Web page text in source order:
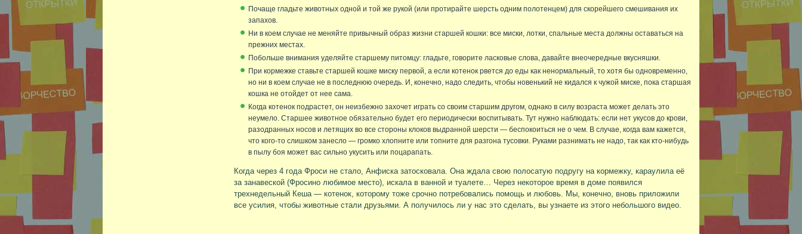
Почаще гладьте животных одной и той же рукой (или протирайте шерсть одним полотенцем) для скорейшего смешивания их
запахов.
Ни в коем случае не меняйте привычный образ жизни старшей кошки: все миски, лотки, спальные места должны оставаться на
прежних местах.
Побольше внимания уделяйте старшему питомцу: гладьте, говорите ласковые слова, давайте внеочередные вкусняшки.
При кормежке ставьте старшей кошке миску первой, а если котенок рвется до еды как ненормальный, то хотя бы одновременно,
но ни в коем случае не в последнюю очередь. И, конечно, надо следить, чтобы новенький не кидался к чужой миске, пока старшая
кошка не отойдет от нее сама.
Когда котенок подрастет, он неизбежно захочет играть со своим старшим другом, однако в силу возраста может делать это
неумело. Старшее животное обязательно будет его периодически воспитывать. Тут нужно наблюдать: если нет укусов до крови,
разодранных носов и летящих во все стороны клоков выдранной шерсти — беспокоиться не о чем. В случае, когда вам кажется,
что кого-то слишком занесло — громко хлопните или топните для разгона тусовки. Руками разнимать не надо, так как кто-нибудь
в пылу боя может вас сильно укусить или поцарапать.
Когда через 4 года Фроси не стало, Анфиска затосковала. Она ждала свою полосатую подругу на кормежку, караулила её
за занавеской (Фросино любимое место), искала в ванной и туалете… Через некоторое время в доме появился
трехнедельный Кеша — котенок, которому тоже срочно потребовались помощь и любовь. Мы, конечно, вновь приложили
все усилия, чтобы животные стали друзьями. А получилось ли у нас это сделать, вы узнаете из этого небольшого видео.